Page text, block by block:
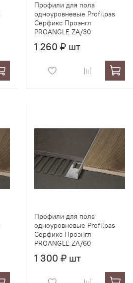
Профили для пола
одноуровневые Profilpas
Серфикс Проэнгл
PROANGLE ZA/30
1 260 ₽ шт
Профили для пола
одноуровневые Profilpas
Серфикс Проэнгл
PROANGLE ZA/60
1 300 ₽ шт